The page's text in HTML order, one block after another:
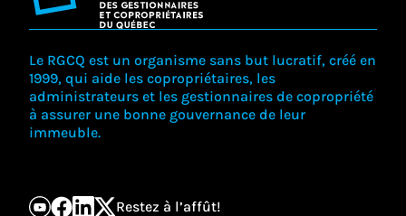
Le RGCQ est un organisme sans but lucratif, créé en
1999, qui aide les copropriétaires, les
administrateurs et les gestionnaires de copropriété
à assurer une bonne gouvernance de leur
immeuble.
Restez à l’affût!